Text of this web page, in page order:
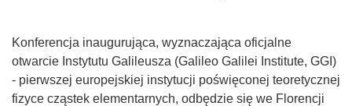
Konferencja inaugurująca, wyznaczająca oficjalne
otwarcie Instytutu Galileusza (Galileo Galilei Institute, GGI)
- pierwszej europejskiej instytucji poświęconej teoretycznej
fizyce cząstek elementarnych, odbędzie się we Florencji